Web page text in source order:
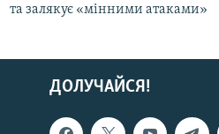
та залякує «мінними атаками»
ДОЛУЧАЙСЯ!